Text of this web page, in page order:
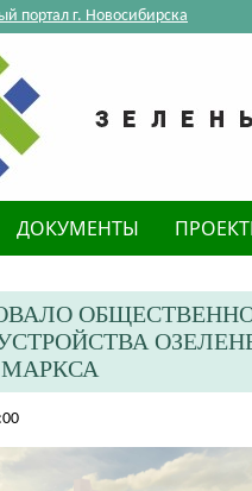
портал г. Новосибирска
ДОКУМЕНТЫ